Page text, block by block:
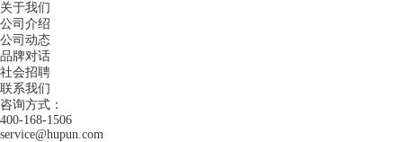
关于我们
公司介绍
公司动态
品牌对话
社会招聘
联系我们
咨询方式：
400-168-1506
service@hupun.com